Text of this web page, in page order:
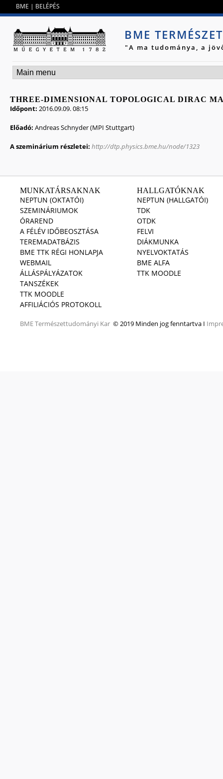
BME | BELÉPÉS
BME
"A ma tudománya, a
THREE-DIMENSIONAL TOPOLOGICAL DIRAC
Időpont: 2016.09.09. 08:15
Előadó: Andreas Schnyder (MPI Stuttgart)
A szeminárium részletei: http://dtp.physics.bme.hu/node/1323
MUNKATÁRSAKNAK
NEPTUN (OKTATÓI)
SZEMINÁRIUMOK
ÓRAREND
A FÉLÉV IDŐBEOSZTÁSA
TEREMADATBÁZIS
BME TTK RÉGI HONLAPJA
WEBMAIL
ÁLLÁSPÁLYÁZATOK
TANSZÉKEK
TTK MOODLE
AFFILIÁCIÓS PROTOKOLL
BMETermészettudományi Kar © 2019 Minden jog fenntartva I
HALLGATÓKNAK
NEPTUN (HALLGATÓI)
TDK
OTDK
FELVI
DIÁKMUNKA
NYELVOKTATÁS
BME ALFA
TTK MOODLE